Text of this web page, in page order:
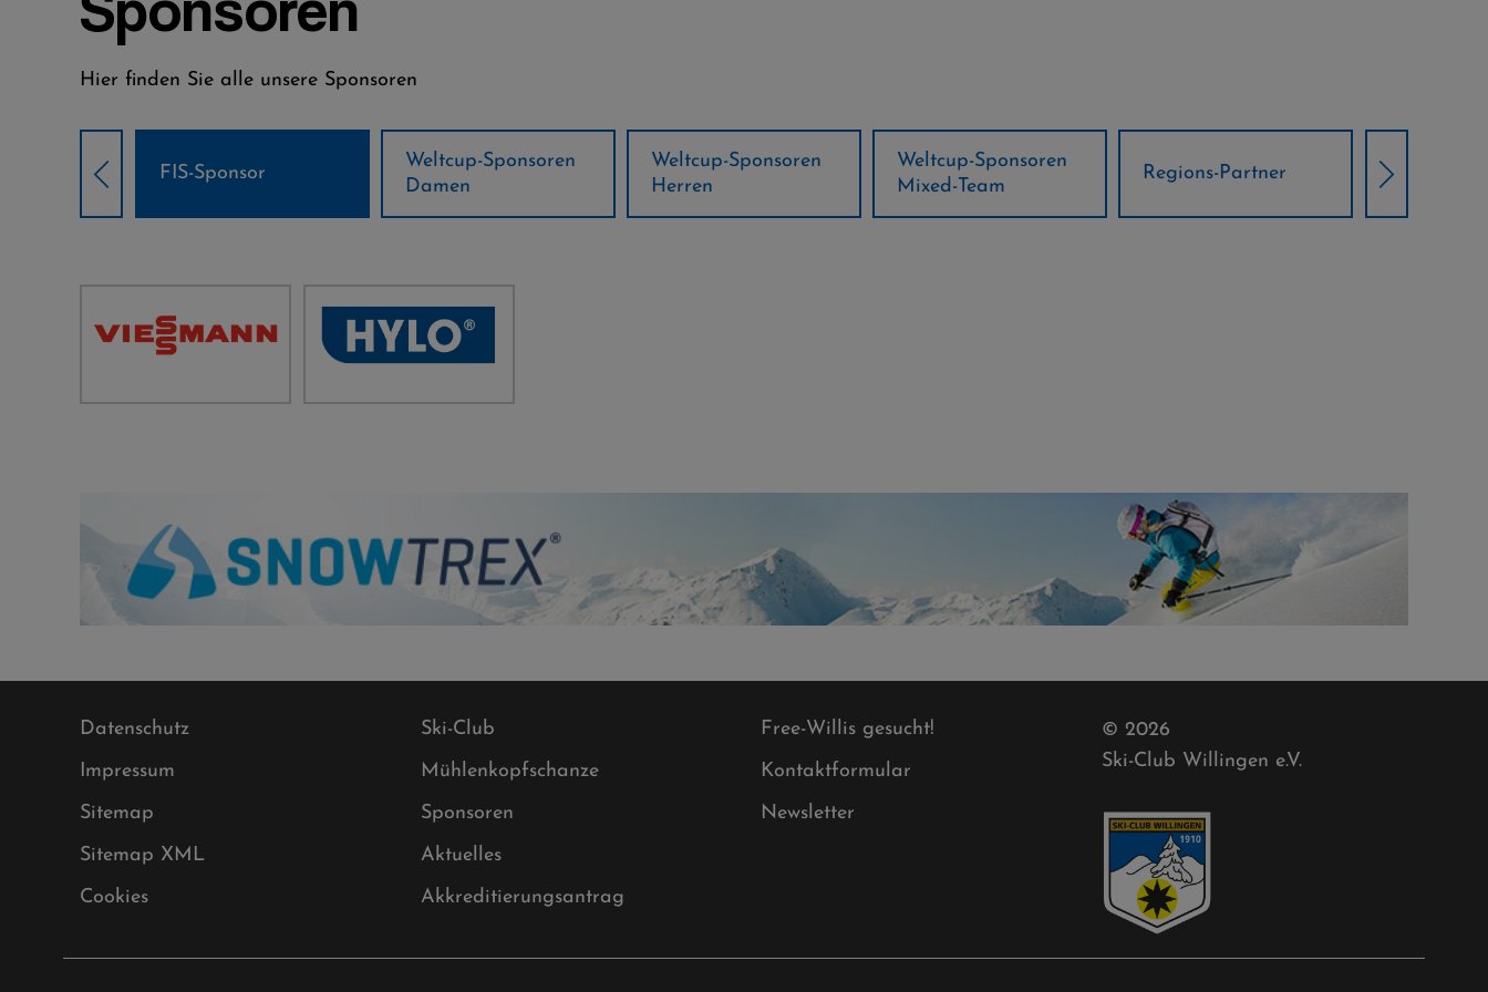
Hier finden Sie alle unsere Sponsoren
Weltcup-Sponsoren
Damen
Weltcup-Sponsoren
Herren
Weltcup-Sponsoren
Mixed-Team
Regions-Partner
Örtliche Weltcup-
Partner
Klima
Datenschutz
Impressum
Sitemap
Sitemap XML
Cookies
Ski-Club
Mühlenkopfschanze
Sponsoren
Aktuelles
Akkreditierungsantrag
Free-Willis gesucht!
Kontaktformular
Newsletter
© 2026
Ski-Club Willingen e.V.